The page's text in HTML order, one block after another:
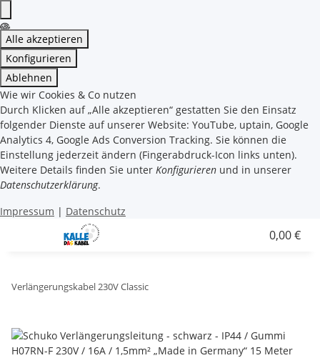
Alle akzeptieren
Konfigurieren
Ablehnen
Wie wir Cookies & Co nutzen
Durch Klicken auf „Alle akzeptieren“ gestatten Sie den Einsatz
folgender Dienste auf unserer Website: YouTube, uptain, Google
Analytics 4, Google Ads Conversion Tracking. Sie können die
Einstellung jederzeit ändern (Fingerabdruck-Icon links unten).
Weitere Details finden Sie unter Konfigurieren und in unserer
Datenschutzerklärung.
Impressum | Datenschutz
0,00 €
Verlängerungskabel 230V Classic